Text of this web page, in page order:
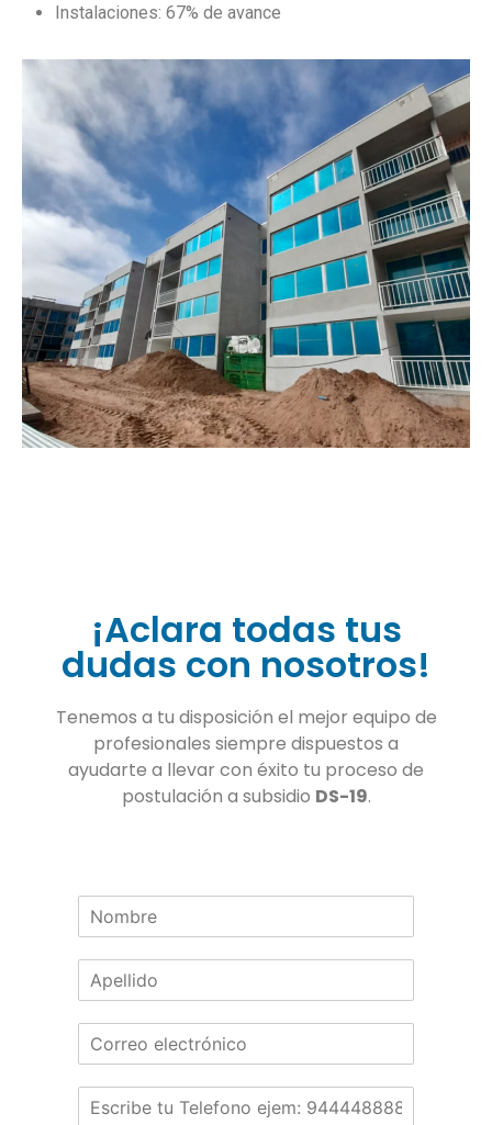
Instalaciones: 67% de avance
¡Aclara todas tus
dudas con nosotros!
Tenemos a tu disposición el mejor equipo de
profesionales siempre dispuestos a
ayudarte a llevar con éxito tu proceso de
postulación a subsidio DS-19.